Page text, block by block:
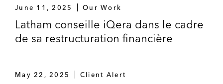
June 11, 2025 Our Work
Latham conseille iQera dans le cadre
de sa restructuration financière
May 22, 2025 Client Alert